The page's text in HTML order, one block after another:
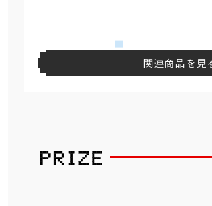
関連商品を見